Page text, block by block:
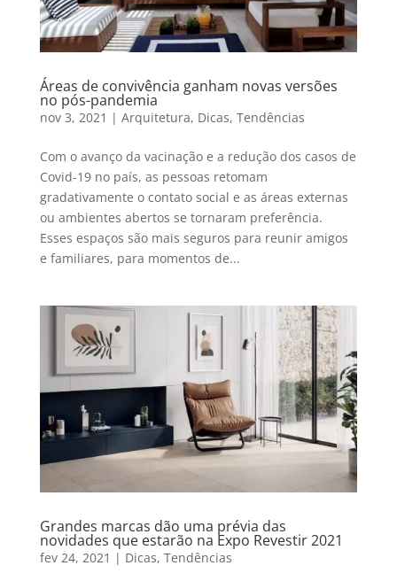
Áreas de convivência ganham novas versões
no pós-pandemia
nov 3, 2021 | Arquitetura, Dicas, Tendências
Com o avanço da vacinação e a redução dos casos de
Covid-19 no país, as pessoas retomam
gradativamente o contato social e as áreas externas
ou ambientes abertos se tornaram preferência.
Esses espaços são mais seguros para reunir amigos
e familiares, para momentos de...
Grandes marcas dão uma prévia das
novidades que estarão na Expo Revestir 2021
fev 24, 2021 | Dicas, Tendências